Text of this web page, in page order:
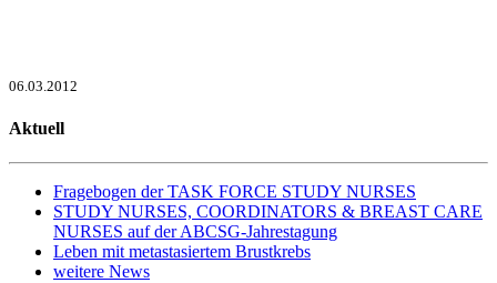
06.03.2012
Aktuell
Fragebogen der TASK FORCE STUDY NURSES
STUDY NURSES, COORDINATORS & BREAST CARE
NURSES auf der ABCSG-Jahrestagung
Leben mit metastasiertem Brustkrebs
weitere News